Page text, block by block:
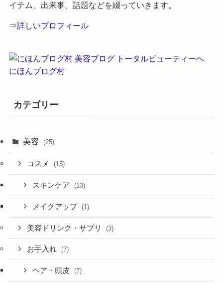
イテム、出来事、話題などを綴っていきます。
⇒詳しいプロフィール
にほんブログ村
カテゴリー
美容 (25)
コスメ (15)
スキンケア (13)
メイクアップ (1)
美容ドリンク・サプリ (3)
お手入れ (7)
ヘア・頭皮 (7)